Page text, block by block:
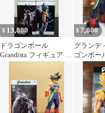
¥ 13,800
ドラゴンボール
Grandista フィギュア 4
¥ 7,800
グラン
ゴンボー
2体セット